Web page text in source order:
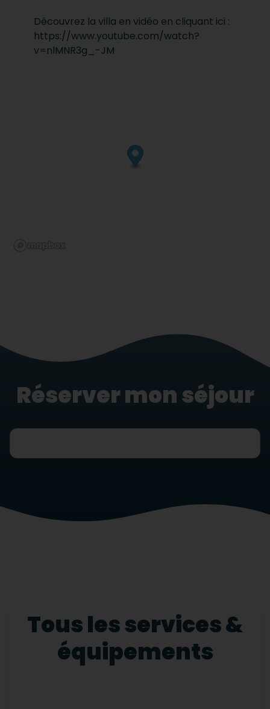
Découvrez la villa en vidéo en cliquant ici :
https://www.youtube.com/watch?
v=nlMNR3g_-JM
Réserver mon séjour
Tous les services &
équipements